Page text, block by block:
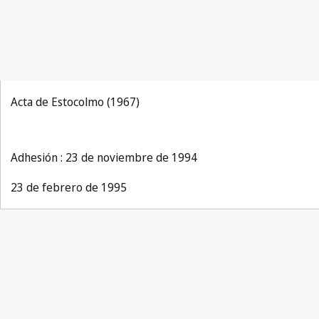
Acta de Estocolmo (1967)
Adhesión : 23 de noviembre de 1994
23 de febrero de 1995